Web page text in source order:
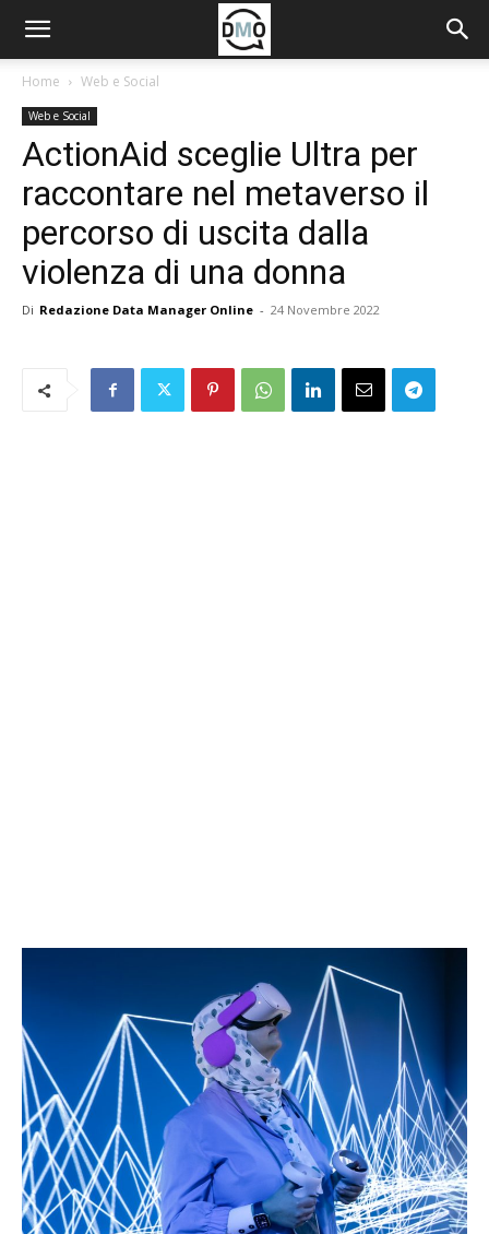
Home Web e Social
Web e Social
ActionAid sceglie Ultra per
raccontare nel metaverso il
percorso di uscita dalla
violenza di una donna
Di Redazione Data Manager Online - 24 Novembre 2022